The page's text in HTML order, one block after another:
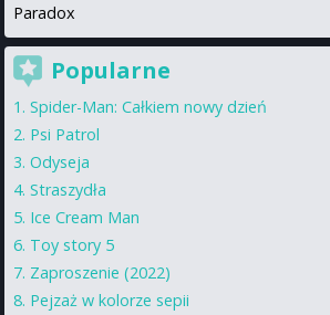
Paradox
Popularne
Spider-Man: Całkiem nowy dzień
Psi Patrol
Odyseja
Straszydła
Ice Cream Man
Toy story 5
Zaproszenie (2022)
Pejzaż w kolorze sepii